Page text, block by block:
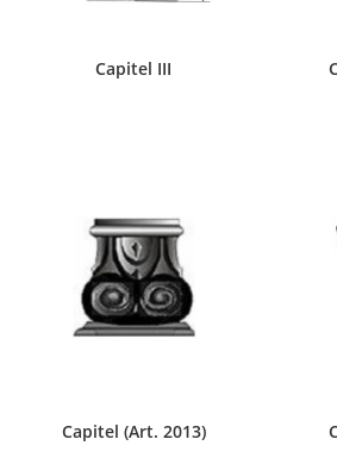
Capitel III
Capitel (Art. 2013)